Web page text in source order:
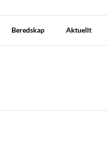
Beredskap Aktuellt